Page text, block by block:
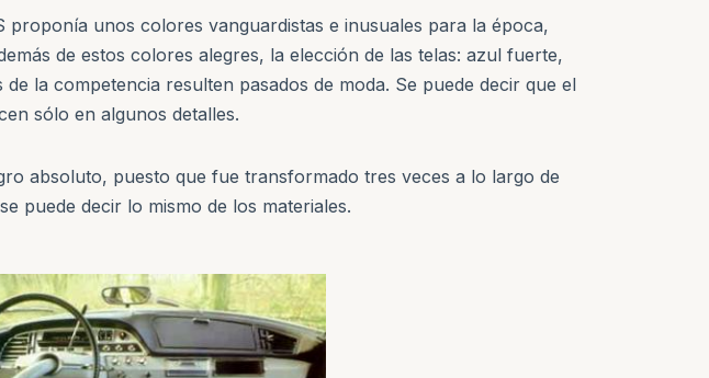
unos colores vanguardistas e inusuales para la época,
de estos colores alegres, la elección de las telas: azul fuerte,
la competencia resulten pasados de moda. Se puede decir que el
sólo en algunos detalles.
absoluto, puesto que fue transformado tres veces a lo largo de
puede decir lo mismo de los materiales.